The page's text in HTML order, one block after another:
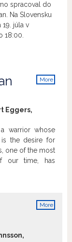
spracoval do
Na Slovensku
júla v
18:00.
More
Eggers,
warrior whose
the desire for
one of the most
our time, has
raw epic about
revenge for the
the son of a
Hawke) and
before
robbed
More